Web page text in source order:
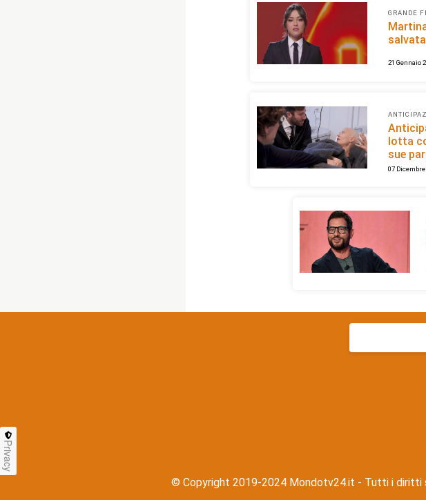
GRANDE
21 Gennaio
lotta
sue
07 Dicembre
Ricerca
© Copyright 2019-2024 Mondotv24.it - Tutti i diritti
Privacy